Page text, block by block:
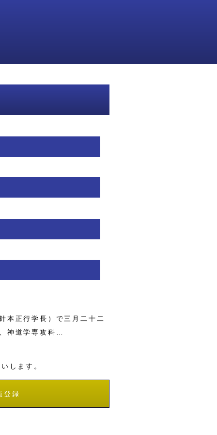
本正行学長）で三月二十二
神道学専攻科…
します。
登録